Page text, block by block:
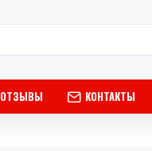
ОТЗЫВЫ КОНТАКТЫ